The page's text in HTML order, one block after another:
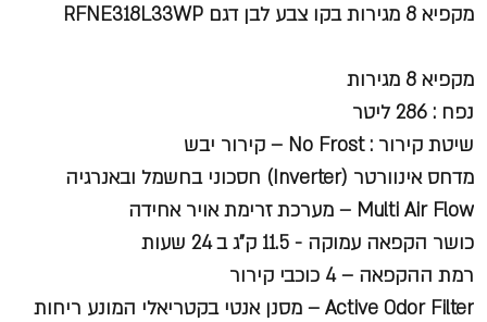
מקפיא 8 מגירות בקו צבע לבן דגם RFNE318L33WP
מקפיא 8 מגירות
נפח : 286 ליטר
שיטת קירור : No Frost
– קירור יבש
מדחס אינוורטר (Inverter) חסכוני בחשמל ובאנרגיה
Multi Air Flow – מערכת זרימת אויר אחידה
כושר הקפאה עמוקה - 11.5 ק"ג ב 24 שעות
רמת ההקפאה – 4 כוכבי קירור
Active Odor Filter– מסנן אנטי בקטריאלי המונע ריחות